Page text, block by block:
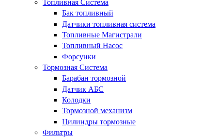
Топливная Система
Бак топливный
Датчики топливная система
Топливные Магистрали
Топливный Насос
Форсунки
Тормозная Система
Барабан тормозной
Датчик АБС
Колодки
Тормозной механизм
Цилиндры тормозные
Фильтры